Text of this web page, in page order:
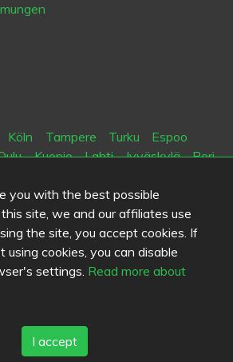
you with the best possible
site, we and our affiliates use
the site, you accept cookies. If
using cookies, you can disable
settings. Read more about
I accept
Köln Tampere Turku
Espoo
Kuopio Lahti Jyväskylä Pori